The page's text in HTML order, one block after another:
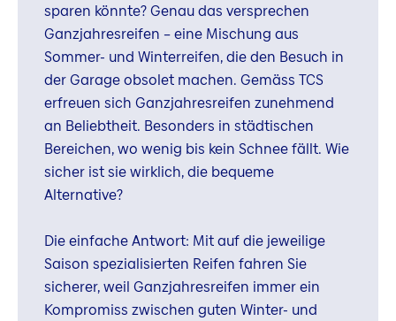
sparen könnte? Genau das versprechen
Ganzjahresreifen – eine Mischung aus
Sommer- und Winterreifen, die den Besuch in
der Garage obsolet machen. Gemäss TCS
erfreuen sich Ganzjahresreifen zunehmend
an Beliebtheit. Besonders in städtischen
Bereichen, wo wenig bis kein Schnee fällt. Wie
sicher ist sie wirklich, die bequeme
Alternative?
Die einfache Antwort: Mit auf die jeweilige
Saison spezialisierten Reifen fahren Sie
sicherer, weil Ganzjahresreifen immer ein
Kompromiss zwischen guten Winter- und